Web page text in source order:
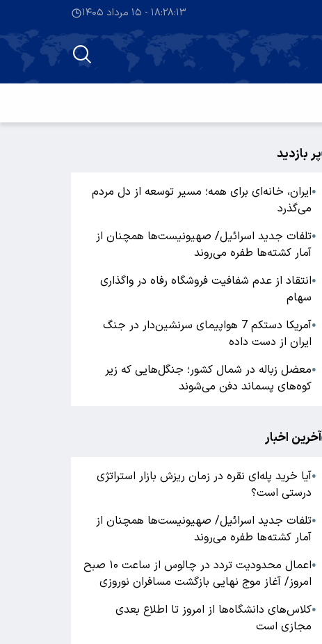
۱۸:۲۸:۱۳ - ۱۵ مرداد ۱۴۰۵
پر بازدید
●ایران، خانه‌ای برای همه؛ مسیر توسعه از دل مردم
می‌گذرد
●تلفات جدید اسرائیل/ صهیونیست‌ها همچنان از
آمار کشته‌ها طفره می‌روند
●انتقاد از عدم شفافیت فروشگاه رفاه در واگذاری
سهام
●
آمریکا دستکم 7 هواپیمای سرنشین‌دار در جنگ
ایران از دست داده
●معضل زباله در شمال کشور؛ جنگل‌هایی که زیر
کوه‌های پسماند دفن می‌شوند
آخرین اخبار
●آیا خرید پله‌ای نقره در زمان ریزش بازار استراتژی
درستی است؟
●تلفات جدید اسرائیل/ صهیونیست‌ها همچنان از
آمار کشته‌ها طفره می‌روند
●
اعمال محدودیت تردد در چالوس از ساعت ۱۰ صبح
امروز/ آغاز موج نهایی بازگشت مسافران نوروزی
●کلاس‌های دانشگاه‌ها از امروز تا اطلاع بعدی
مجازی است